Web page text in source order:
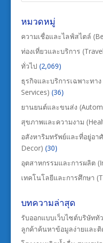
หมวดหมู่
ความเชื่อและไลฟ์สไตล์
ท่องเที่ยวและบริการ
ทั่วไป (2,069)
ธุรกิจและบริการเฉพาะทา
Services) (36)
ยานยนต์และขนส่ง
สุขภาพและความงาม
อสังหาริมทรัพย์และที่อยู่อา
Decor) (30)
อุตสาหกรรมและการผลิต
เทคโนโลยีและการศึกษา
บทความล่าสุด
รับออกแบบเว็บไซต์บริษัททั
ลูกค้าค้นหาข้อมูลง่ายและติ